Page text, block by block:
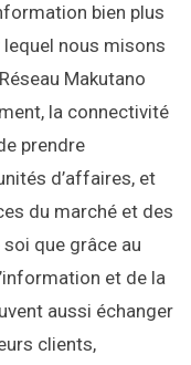
bien plus
nous misons
Makutano
la connectivité
prendre
d’affaires, et
du marché et des
que grâce au
et de la
aussi échanger
clients,